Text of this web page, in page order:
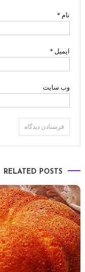
نام*
ایمیل *
وب‌ سایت
RELATED POSTS